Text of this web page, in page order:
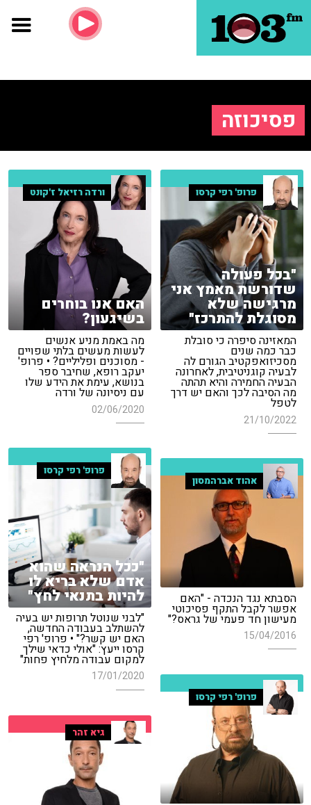
פסיכוזה
פרופ' רפי קרסו
"בכל פעולה
שדורשת מאמץ אני
מרגישה שלא
מסוגלת להתרכז"
המאזינה סיפרה כי סובלת
כבר כמה שנים
מסכיזואפקטיב הגורם לה
לבעיה קוגניטיבית, לאחרונה
הבעיה החמירה והיא תהתה
מה הסיבה לכך והאם יש דרך
לטפל
21/10/2022
ורדה רזיאל ז'קונט
האם אנו בוחרים
בשיגעון?
מה באמת מניע אנשים
לעשות מעשים בלתי שפויים
- מסוכנים ופליליים? • פרופ'
יעקב רופא, שחיבר ספר
בנושא, עימת את הידע שלו
עם ניסיונה של ורדה
02/06/2020
פרופ' רפי קרסו
"ככל הנראה שהוא
אדם שלא בריא לו
להיות בתנאי לחץ"
"לבני שנוטל תרופות יש בעיה
להשתלב בעבודה החדשה,
האם יש קשר?" • פרופ' רפי
קרסו ייעץ: "אולי כדאי שילך
למקום עבודה מלחיץ פחות"
17/01/2020
אהוד אברהמסון
הסבתא נגד הנכדה - "האם
אפשר לקבל התקף פסיכוטי
מעישון חד פעמי של גראס?"
15/04/2016
פרופ' רפי קרסו
גיא זהר